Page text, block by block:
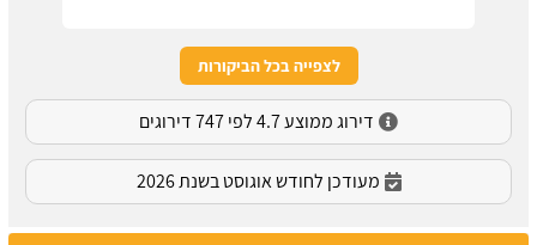
לצפייה בכל הביקורות
דירוג ממוצע 4.7 לפי 747 דירוגים
מעודכן לחודש אוגוסט בשנת 2026